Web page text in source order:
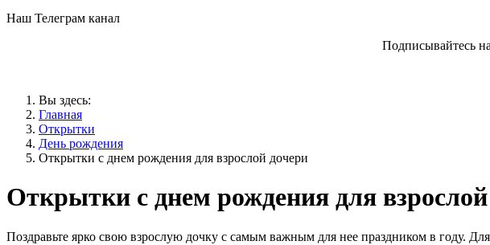
Наш Телеграм канал
Подписывайтесь
Вы здесь:
Главная
Открытки
День рождения
Открытки с днем рождения для взрослой дочери
Открытки с днем рождения для
Поздравьте ярко свою взрослую дочку с самым важным для нее праздником в году.